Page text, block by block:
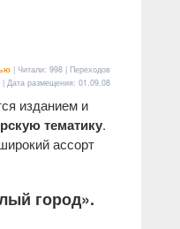
| Читали: 998 | Переходов
| Дата размещения: 01.09.08
изданием и
тематику.
ассорт
город».